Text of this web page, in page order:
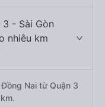
3 - Sài Gòn
nhiêu km
Nai từ Quận 3